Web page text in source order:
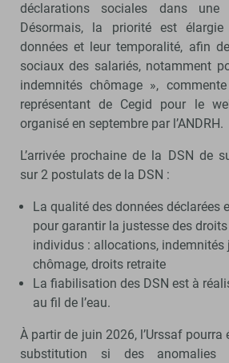
déclarations sociales dans une
Désormais, la priorité est
données et leur temporalité, afin
sociaux des salariés, notamment
indemnités chômage »,
représentant de Cegid pour le
organisé en septembre par l’ANDRH.
L’arrivée prochaine de la DSN de
sur 2 postulats de la DSN :
La qualité des données déclarées
pour garantir la justesse des
individus : allocations, indemnités
chômage, droits retraite
La fiabilisation des DSN est à
au fil de l’eau.
À partir de juin 2026, l’Urssaf pourra
substitution si des